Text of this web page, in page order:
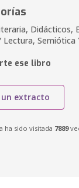
Didácticos,
Lectura, Semiótica
ese libro
un extracto
ha sido visitada 7889